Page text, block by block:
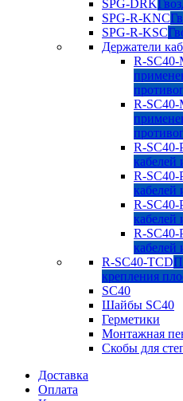
SPG-DRK
SPG-R-KNC
SPG-R-KSC
Держатели
R-SC40-
R-SC40-
R-SC40-
кабелей
R-SC40-
кабелей
R-SC40-
кабелей
R-SC40-
кабелей
R-SC40-TCD
крепления
SC40
Шайбы SC40
Герметики
Монтажная
Скобы для
Доставка
Оплата